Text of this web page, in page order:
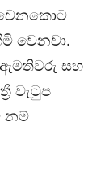
වෙනකොට
වෙනවා.
සහ
වැටුප
නම්